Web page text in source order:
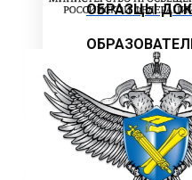
ОБРАЗЦЫ
ЦЕЛЕВОЕ
Выпускнику